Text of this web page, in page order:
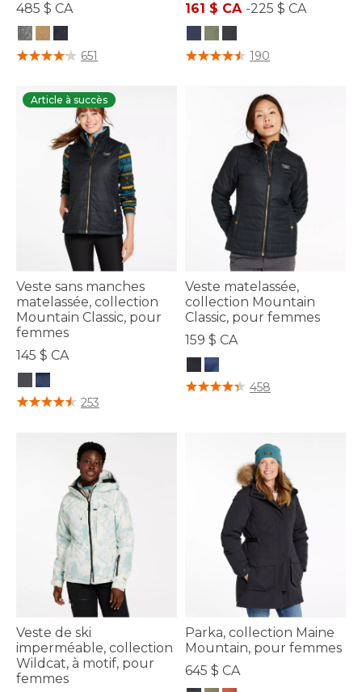
485 $ CA
4,6 sur 5 Évaluation des clients
651
161 $ CA -225 $ CA
4 sur 5 Évaluation des clients
190
Article à succès
Veste sans manches
matelassée, collection
Mountain Classic, pour
femmes
145 $ CA
4,5 sur 5 Évaluation des clients
253
Veste matelassée,
collection Mountain
Classic, pour femmes
159 $ CA
5 sur 5 Évaluation des clients
458
Veste de ski
imperméable, collection
Wildcat, à motif, pour
femmes
Parka, collection Maine
Mountain, pour femmes
645 $ CA